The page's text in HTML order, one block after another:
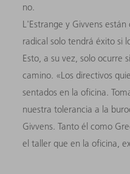
no.
L'Estrange y Givvens
radical solo tendrá éxito si
Esto, a su vez, solo ocurre
camino. «Los directivos
sentados en la oficina.
nuestra tolerancia a la
Givvens. Tanto él como
el taller que en la oficina,